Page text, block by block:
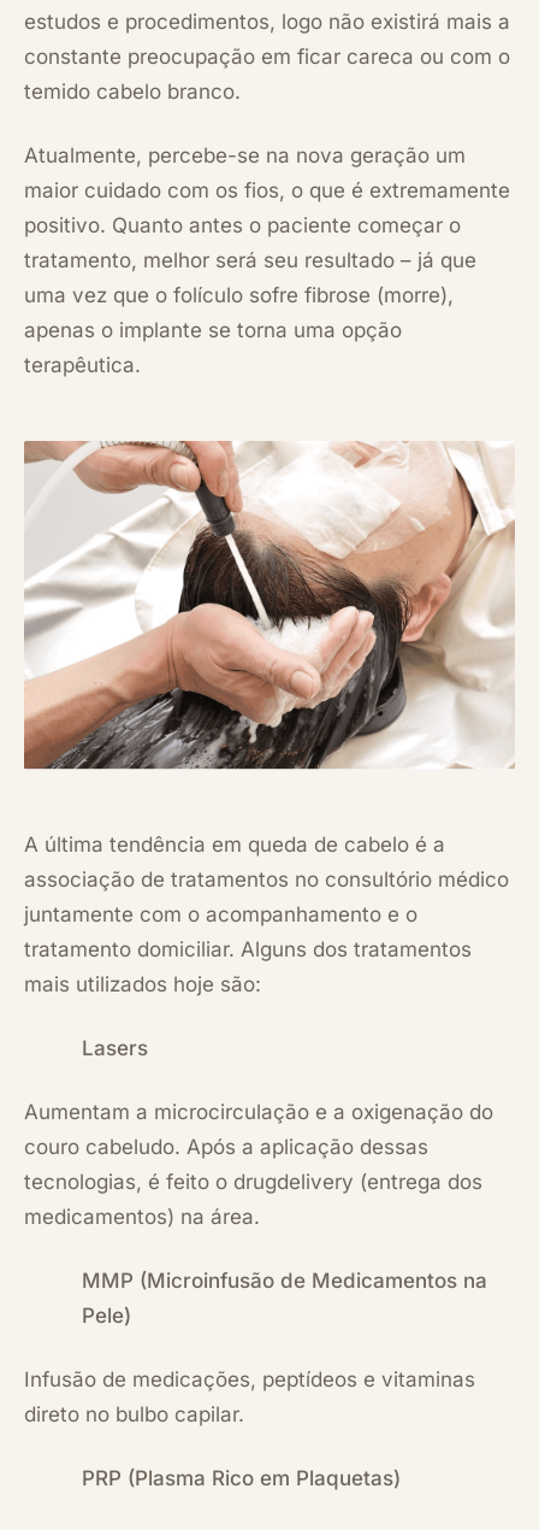
estudos e procedimentos, logo não existirá mais a
constante preocupação em ficar careca ou com o
temido cabelo branco.
Atualmente, percebe-se na nova geração um
maior cuidado com os fios, o que é extremamente
positivo. Quanto antes o paciente começar o
tratamento, melhor será seu resultado – já que
uma vez que o folículo sofre fibrose (morre),
apenas o implante se torna uma opção
terapêutica.
A última tendência em queda de cabelo é a
associação de tratamentos no consultório médico
juntamente com o acompanhamento e o
tratamento domiciliar. Alguns dos tratamentos
mais utilizados hoje são:
Lasers
Aumentam a microcirculação e a oxigenação do
couro cabeludo. Após a aplicação dessas
tecnologias, é feito o drugdelivery (entrega dos
medicamentos) na área.
MMP (Microinfusão de Medicamentos na
Pele)
Infusão de medicações, peptídeos e vitaminas
direto no bulbo capilar.
PRP (Plasma Rico em Plaquetas)